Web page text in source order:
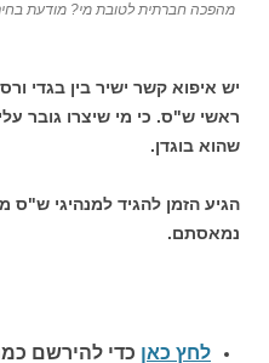
מהפכה חברתית לטובת מי? מודעת
יש איפוא קשר ישיר בין בגדי
ראשי ש"ס. כי מי שיצרו גובר
שהוא בוגדן.
הגיע הזמן להגיד למנהיגי ש"ס
נמאסתם.
לחץ כאן כדי להירשם כ